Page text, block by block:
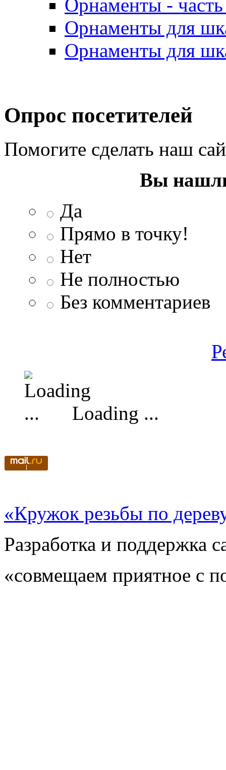
Орнаменты -
Орнаменты для
Орнаменты для
Опрос посетителей
Помогите сделать наш
Вы
Да
Прямо в точку!
Нет
Не полностью
Без комментариев
Loading ...
«Кружок резьбы по
Разработка и поддержка
«совмещаем приятное с